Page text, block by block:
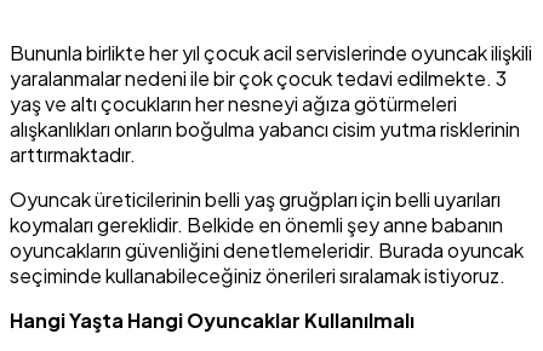
Bununla birlikte her yıl çocuk acil servislerinde oyuncak ilişkili
yaralanmalar nedeni ile bir çok çocuk tedavi edilmekte. 3
yaş ve altı çocukların her nesneyi ağıza götürmeleri
alışkanlıkları onların boğulma yabancı cisim yutma risklerinin
arttırmaktadır.
Oyuncak üreticilerinin belli yaş gruğpları için belli uyarıları
koymaları gereklidir. Belkide en önemli şey anne babanın
oyuncakların güvenliğini denetlemeleridir. Burada oyuncak
seçiminde kullanabileceğiniz önerileri sıralamak istiyoruz.
Hangi Yaşta Hangi Oyuncaklar Kullanılmalı